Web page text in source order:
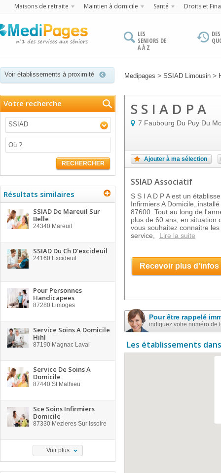
Maisons de retraite Maintien à domicile Santé Droits et
LES
SENIORS DE
A À Z
Voir établissements à proximité Medipages > SSIAD Limousin >
Votre recherche
SSIAD
RECHERCHER
Résultats similaires
SSIAD De Mareuil Sur
Belle
24340 Mareuil
SSIAD Du Ch D'excideuil
24160 Excideuil
Pour Personnes
Handicapees
87280 Limoges
Service Soins A Domicile
Hihl
87190 Magnac Laval
Service De Soins A
Domicile
87440 St Mathieu
Sce Soins Infirmiers
Domicile
87330 Mezieres Sur Issoire
Voir plus
S S I A D P A
7 Faubourg Du Puy Du
Ajouter à ma sélection
SSIAD Associatif
S S I A D P A est un
Infirmiers A Domicile,
87600. Tout au long de
plus de 60 ans, en situation
vous souhaitez connaitre
service,
Lire la suite
Recevoir plus d'infos
Pour être rappelé
indiquez votre numéro de
Les établissements